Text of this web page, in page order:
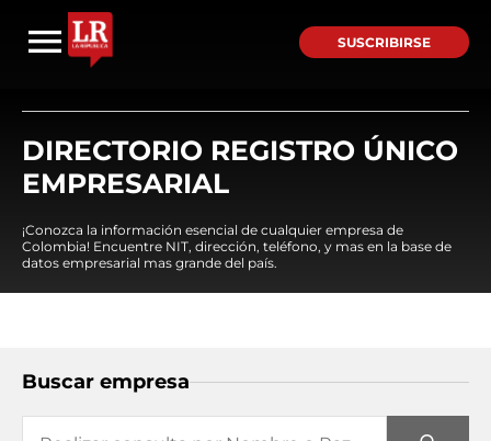
SUSCRIBIRSE
DIRECTORIO REGISTRO ÚNICO
EMPRESARIAL
¡Conozca la información esencial de cualquier empresa de
Colombia! Encuentre NIT, dirección, teléfono, y mas en la base de
datos empresarial mas grande del país.
Buscar empresa